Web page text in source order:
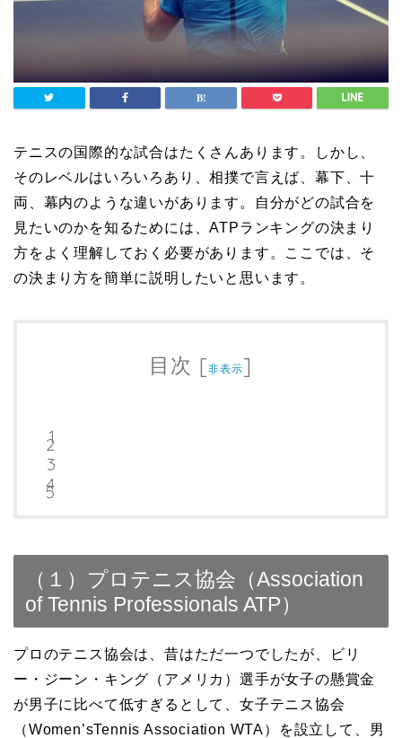
テニスの国際的な試合はたくさんあります。しかし、
そのレベルはいろいろあり、相撲で言えば、幕下、十
両、幕内のような違いがあります。自分がどの試合を
見たいのかを知るためには、ATPランキングの決まり
方をよく理解しておく必要があります。ここでは、そ
の決まり方を簡単に説明したいと思います。
目次 [非表示]
（１）プロテニス協会（Association
of Tennis Professionals ATP）
プロのテニス協会は、昔はただ一つでしたが、ビリ
ー・ジーン・キング（アメリカ）選手が女子の懸賞金
が男子に比べて低すぎるとして、女子テニス協会
（Women’sTennis Association WTA）を設立して、男